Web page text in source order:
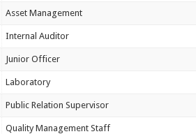
Asset Management
Internal Auditor
Junior Officer
Laboratory
Public Relation Supervisor
Quality Management Staff